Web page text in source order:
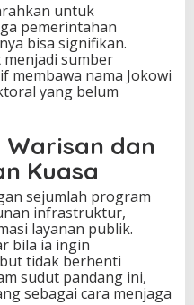
untuk
pemerintahan
bisa signifikan.
sumber
membawa nama Jokowi
yang belum
dan
Kuasa
sejumlah program
infrastruktur,
layanan publik.
bila ia ingin
tidak berhenti
sudut pandang ini,
sebagai cara menjaga